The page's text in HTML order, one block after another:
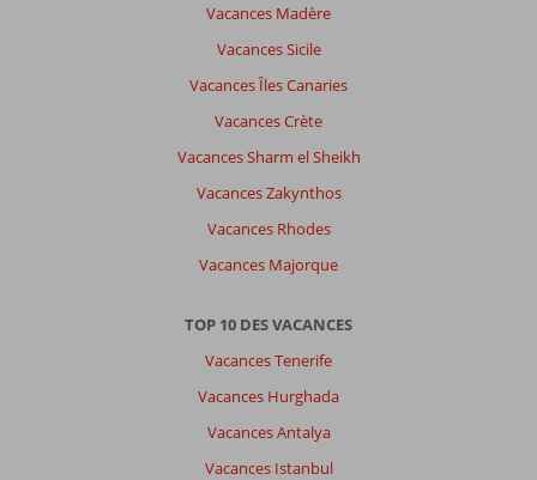
Vacances Madère
Vacances Sicile
Vacances Îles Canaries
Vacances Crète
Vacances Sharm el Sheikh
Vacances Zakynthos
Vacances Rhodes
Vacances Majorque
TOP 10 DES VACANCES
Vacances Tenerife
Vacances Hurghada
Vacances Antalya
Vacances Istanbul